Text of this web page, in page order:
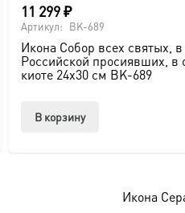
11 299₽
Артикул: BK-689
Икона Собор всех святых,
Российской просиявших, в
киоте 24х30 см BK-689
В корзину
Икона